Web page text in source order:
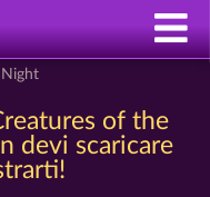
of the
devi scaricare